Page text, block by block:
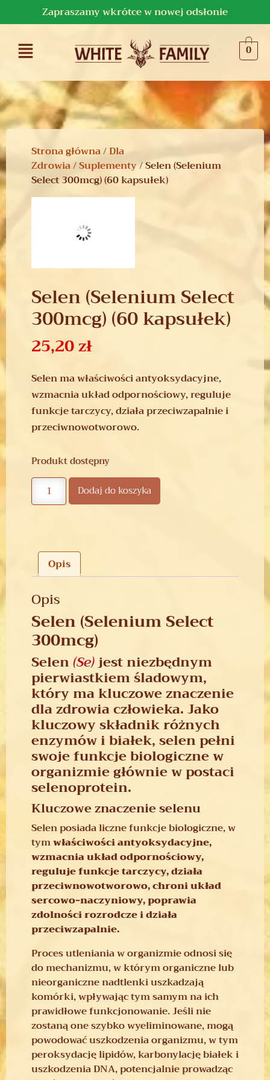
Zapraszamy wkrótce w nowej odsłonie
0
Strona główna/Dla
Zdrowia/Suplementy/ Selen (Selenium
Select 300mcg) (60 kapsułek)
Selen (Selenium Select
300mcg) (60 kapsułek)
25,20zł
Selen ma właściwości antyoksydacyjne,
wzmacnia układ odpornościowy, reguluje
funkcje tarczycy, działa przeciwzapalnie i
przeciwnowotworowo.
Produkt dostępny
Dodaj do koszyka
Opis
Opis
Selen (Selenium Select
300mcg)
Selen(Se)jest niezbędnym
pierwiastkiem śladowym,
który ma kluczowe znaczenie
dla zdrowia człowieka.Jako
kluczowy składnik różnych
enzymów i białek, selen pełni
swoje funkcje biologiczne w
organizmie głównie w postaci
selenoprotein.
Kluczowe znaczenie selenu
Selen posiada liczne funkcje biologiczne, w
tymwłaściwości antyoksydacyjne,
wzmacnia układ odpornościowy,
reguluje funkcje tarczycy, działa
przeciwnowotworowo, chroni układ
sercowo-naczyniowy, poprawia
zdolności rozrodcze i działa
przeciwzapalnie.
Proces utleniania w organizmie odnosi się
do mechanizmu, w którym organiczne lub
nieorganiczne nadtlenki uszkadzają
komórki, wpływając tym samym na ich
prawidłowe funkcjonowanie.Jeśli nie
zostaną one szybko wyeliminowane, mogą
powodować uszkodzenia organizmu, w tym
peroksydację lipidów, karbonylację białek i
uszkodzenia DNA, potencjalnie prowadząc